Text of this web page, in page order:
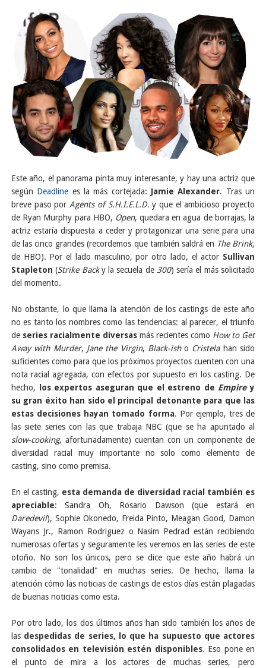
Este año, el panorama pinta muy interesante, y hay una actriz que
según Deadline es la más cortejada: Jamie Alexander. Tras un
breve paso porAgents of S.H.I.E.L.D. y que el ambicioso proyecto
de Ryan Murphy para HBO, Open, quedara en agua de borrajas, la
actriz estaría dispuesta a ceder y protagonizar una serie para una
de las cinco grandes (recordemos que también saldrá en The Brink,
de HBO). Por el lado masculino, por otro lado, el actor Sullivan
Stapleton (Strike Backy la secuela de 300) sería el más solicitado
del momento.
No obstante, lo que llama la atención de los castings de este año
no es tanto los nombres como las tendencias: al parecer, el triunfo
de series racialmente diversas más recientes como How to Get
Away with Murder, Jane the Virgin, Black-isho Cristela han sido
suficientes como para que los próximos proyectos cuenten con una
nota racial agregada, con efectos por supuesto en los casting. De
hecho,
los expertos aseguran que el estreno de Empirey
su gran éxito han sido el principal detonante para que las
estas decisiones hayan tomado forma. Por ejemplo, tres de
las siete series con las que trabaja NBC (que se ha apuntado al
slow-cooking, afortunadamente) cuentan con un componente de
diversidad racial muy importante no solo como elemento de
casting, sino como premisa.
En el casting, esta demanda de diversidad racial también es
apreciable: Sandra Oh, Rosario Dawson (que estará en
Daredevil), Sophie Okonedo, Freida Pinto, Meagan Good, Damon
Wayans Jr., Ramon Rodriguez o Nasim Pedrad están recibiendo
numerosas ofertas y seguramente les veremos en las series de este
otoño. No son los únicos, pero se dice que este año habrá un
cambio de "tonalidad" en muchas series. De hecho, llama la
atención cómo las noticias de castings de estos días están plagadas
de buenas noticias como esta.
Por otro lado, los dos últimos años han sido también los años de
las despedidas de series, lo que ha supuesto que actores
consolidados en televisión estén disponibles. Eso pone en
el punto de mira a los actores de muchas series, pero